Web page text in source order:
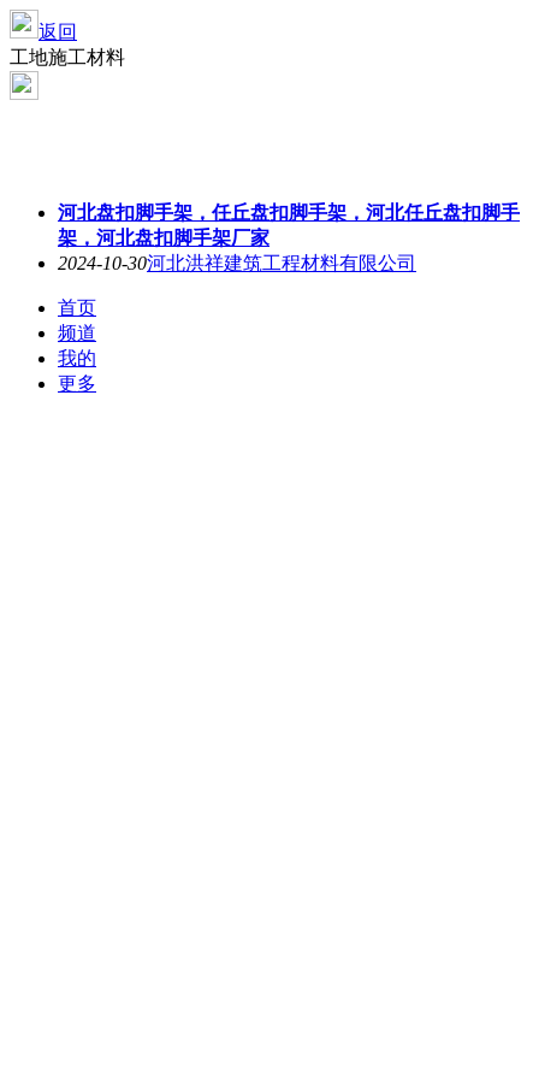
返回
工地施工材料
河北盘扣脚手架，任丘盘扣脚手架，河北任丘盘扣脚手
架，河北盘扣脚手架厂家
2024-10-30河北洪祥建筑工程材料有限公司
首页
频道
我的
更多